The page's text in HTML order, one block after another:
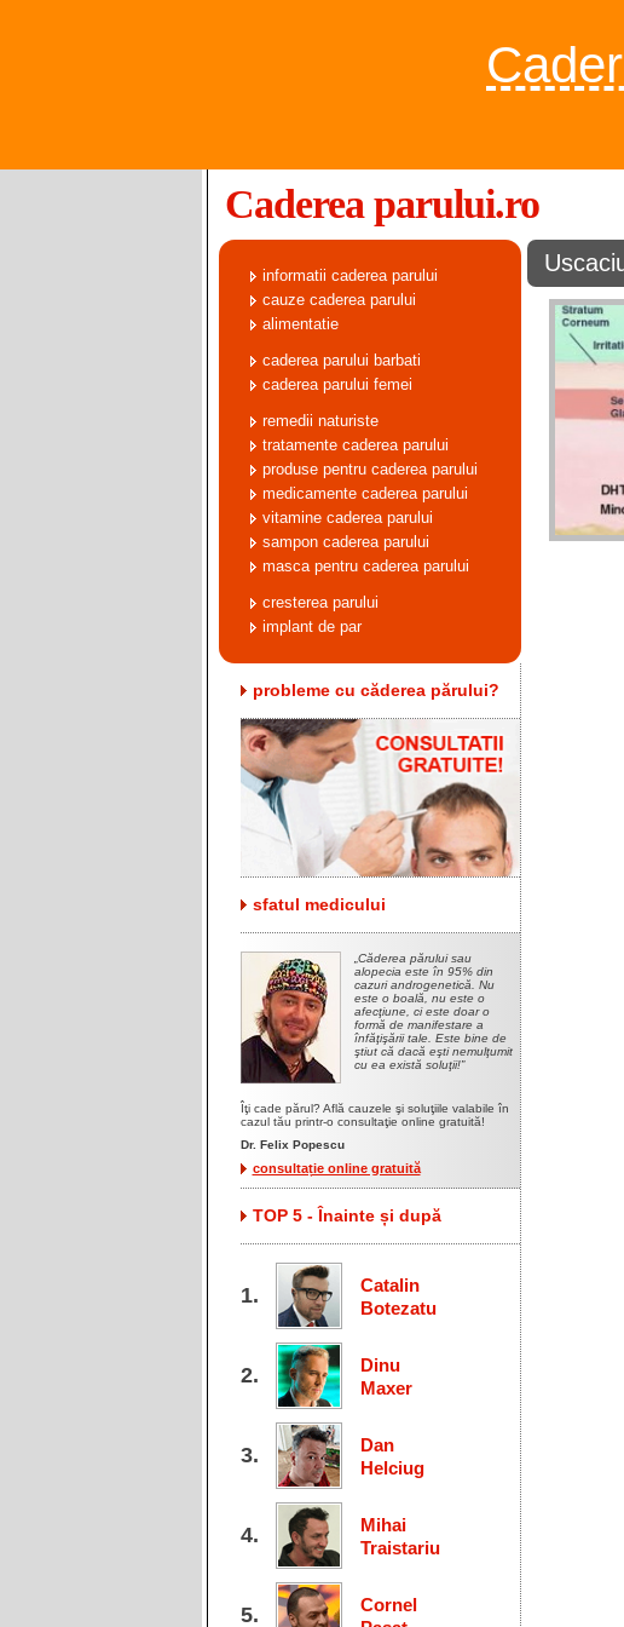
Caderea parului.ro
informatii caderea parului
cauze caderea parului
alimentatie
caderea parului barbati
caderea parului femei
remedii naturiste
tratamente caderea parului
produse pentru caderea parului
medicamente caderea parului
vitamine caderea parului
sampon caderea parului
masca pentru caderea parului
cresterea parului
implant de par
probleme cu căderea părului?
sfatul medicului
Căderea părului sau
alopecia este în 95% din
cazuri androgenetică. Nu
este o boală, nu este o
afecţiune, ci este doar o
formă de manifestare a
înfăţişării tale. Este bine de
ştiut că dacă eşti nemulţumit
cu ea există soluţii!
Îţi cade părul? Află cauzele şi soluţiile valabile în
cazul tău printr-o consultaţie online gratuită!
Dr. Felix Popescu
consultație online gratuită
TOP 5 - Înainte și după
Catalin
Botezatu
Dinu
Maxer
Dan
Helciug
Mihai
Traistariu
Cornel